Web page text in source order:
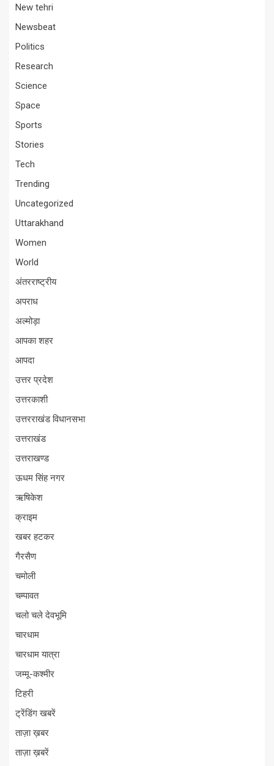
New tehri
Newsbeat
Politics
Research
Science
Space
Sports
Stories
Tech
Trending
Uncategorized
Uttarakhand
Women
World
अंतरराष्ट्रीय
अपराध
अल्मोड़ा
आपका शहर
आपदा
उत्तर प्रदेश
उत्तरकाशी
उत्तरराखंड विधानसभा
उत्तराखंड
उत्तराखण्ड
ऊधम सिंह नगर
ऋषिकेश
क्राइम
खबर हटकर
गैरसैण
चमोली
चम्पावत
चलो चले देवभूमि
चारधाम
चारधाम यात्रा
जम्मू-कश्मीर
टिहरी
ट्रेंडिंग खबरें
ताज़ा ख़बर
ताज़ा ख़बरें